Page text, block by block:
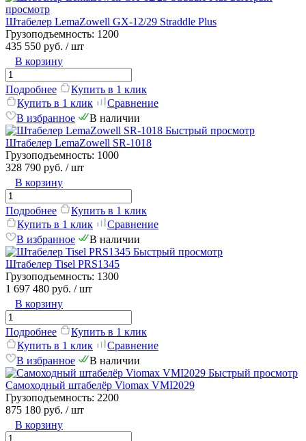
просмотр
Штабелер LemaZowell GX-12/29 Straddle Plus
Грузоподъемность: 1200
435 550 руб. / шт
В корзину
Подробнее
Купить в 1 клик
Купить в 1 клик
Сравнение
В избранное
В наличии
Быстрый просмотр
Штабелер LemaZowell SR-1018
Грузоподъемность: 1000
328 790 руб. / шт
В корзину
Подробнее
Купить в 1 клик
Купить в 1 клик
Сравнение
В избранное
В наличии
Быстрый просмотр
Штабелер Tisel PRS1345
Грузоподъемность: 1300
1 697 480 руб. / шт
В корзину
Подробнее
Купить в 1 клик
Купить в 1 клик
Сравнение
В избранное
В наличии
Быстрый просмотр
Самоходный штабелёр Viomax VMI2029
Грузоподъемность: 2200
875 180 руб. / шт
В корзину